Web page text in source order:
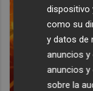
dispositivo
como su
y datos de
anuncios
anuncios
sobre la